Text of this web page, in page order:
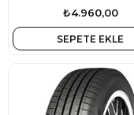
₺4.960,00
SEPETE EKLE